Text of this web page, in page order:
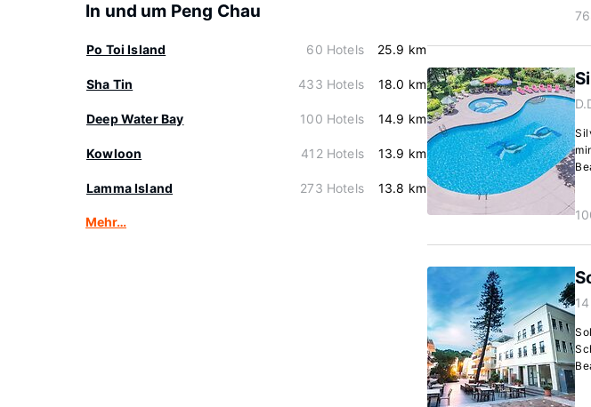
In und um Peng Chau
Po Toi Island 60 Hotels 25.9 km
Sha Tin 433 Hotels 18.0 km
Deep Water Bay 100 Hotels 14.9 km
Kowloon 412 Hotels 13.9 km
Lamma Island 273 Hotels 13.8 km
Mehr…